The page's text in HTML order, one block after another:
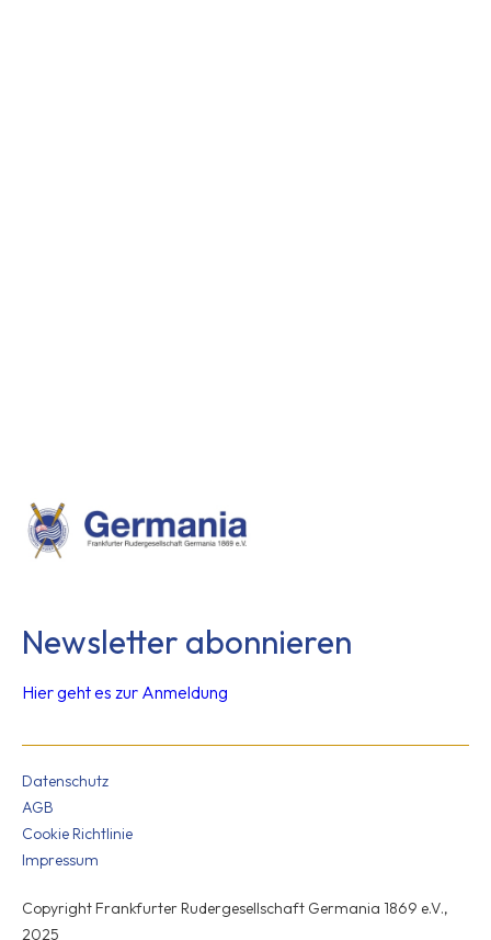
Newsletter abonnieren
Hier geht es zur Anmeldung
Datenschutz
AGB
Cookie Richtlinie
Impressum
Copyright Frankfurter Rudergesellschaft Germania 1869 e.V.,
2025